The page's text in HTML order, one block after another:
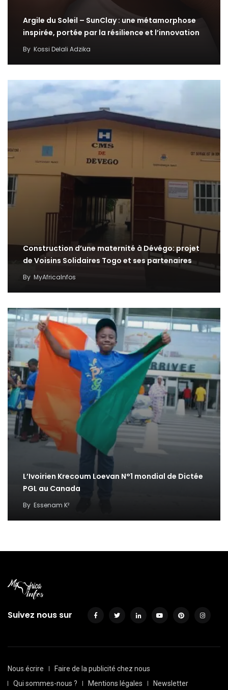
Argile du Soleil – SunClay : une métamorphose
inspirée, portée par la résilience et l’innovation
By Kossi Delali Adzika
Construction d’une maternité à Dévégo: projet
de Voisins Solidaires Togo et ses partenaires
By MyAfricaInfos
L’Ivoirien Krecoum Loevan N°1 mondial de Dictée
PGL au Canada
By Essenam K²
Suivez nous sur
Nous écrire
Faire de la publicité chez nous
Qui sommes-nous ?
Mentions légales Newsletter